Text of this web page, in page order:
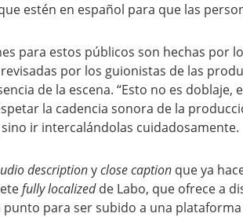
estén en español para que las
para estos públicos son hechas por
por los guionistas de las
de la escena. “Esto no es doblaje,
la cadencia sonora de la
ir intercalándolas cuidadosamente.
descriptionyclose caption que ya
fully localizedde Labo, que ofrece a
para ser subido a una plataforma